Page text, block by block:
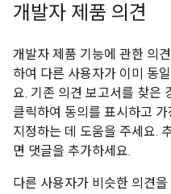
개발자 제품 의견
개발자 제품 기능에 관한 의
하여 다른 사용자가 이미 동
요. 기존 의견 보고서를 찾은
클릭하여 동의를 표시하고
지정하는 데 도움을 주세요.
면 댓글을 추가하세요.
다른 사용자가 비슷한 의견